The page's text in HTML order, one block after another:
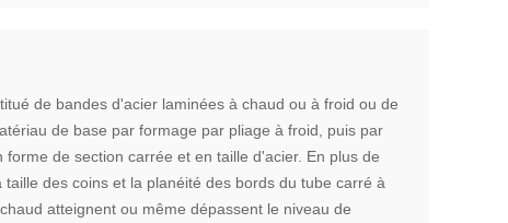
de bandes d'acier laminées à chaud ou à froid ou de
de base par formage par pliage à froid, puis par
de section carrée et en taille d'acier. En plus de
des coins et la planéité des bords du tube carré à
atteignent ou même dépassent le niveau de